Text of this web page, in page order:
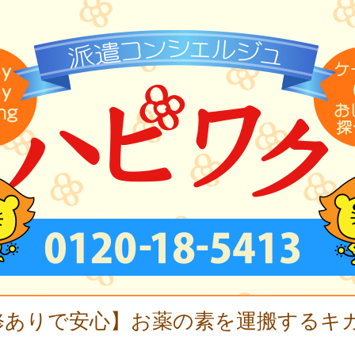
ありで安心】お薬の素を運搬するキ